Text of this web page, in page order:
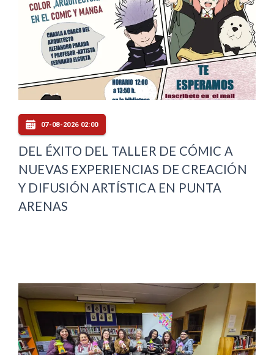
07-08-2026 02:00
DEL ÉXITO DEL TALLER DE CÓMIC A
NUEVAS EXPERIENCIAS DE CREACIÓN
Y DIFUSIÓN ARTÍSTICA EN PUNTA
ARENAS